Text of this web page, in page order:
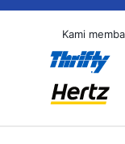
Kami